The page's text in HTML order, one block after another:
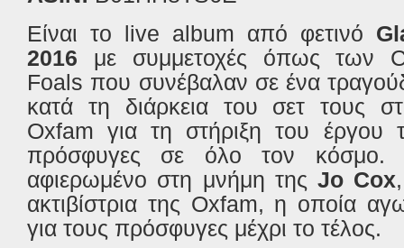
Είναι το live album από φετινό
2016 με συμμετοχές όπως των
Foals που συνέβαλαν σε ένα
κατά τη διάρκεια του σετ τους
Oxfam για τη στήριξη του έργου
πρόσφυγες σε όλο τον κόσμο.
αφιερωμένο στη μνήμη τηςJo Cox
ακτιβίστρια της Oxfam, η οποία
για τους πρόσφυγες μέχρι το τέλος.